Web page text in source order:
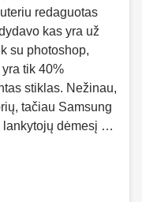
redaguotas
kas yra už
su photoshop,
tik 40%
stiklas. Nežinau,
tačiau Samsung
lankytojų dėmesį …